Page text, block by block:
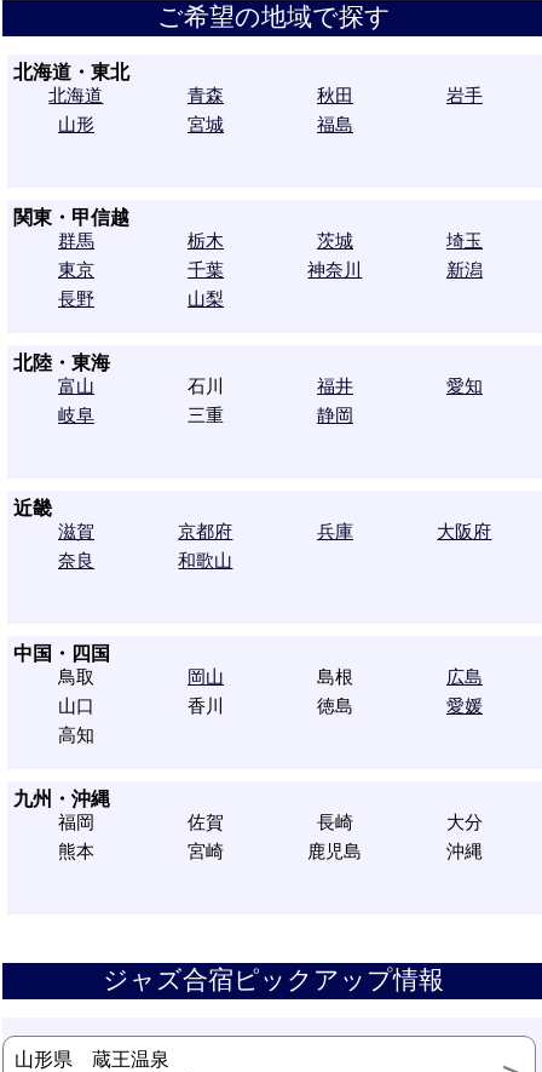
ご希望の地域で探す
北海道・東北
北海道
青森 秋田
岩手
山形
宮城 福島
関東・甲信越
群馬
栃木 茨城
埼玉
東京
千葉 神奈川
新潟
長野
山梨
北陸・東海
富山
石川 福井
愛知
岐阜
三重 静岡
近畿
滋賀
京都府 兵庫
大阪府
奈良
和歌山
中国・四国
鳥取
岡山 島根
広島
山口
香川 徳島
愛媛
高知
九州・沖縄
福岡
佐賀 長崎
大分
熊本
宮崎 鹿児島 沖縄
ジャズ合宿ピックアップ情報
山形県 蔵王温泉